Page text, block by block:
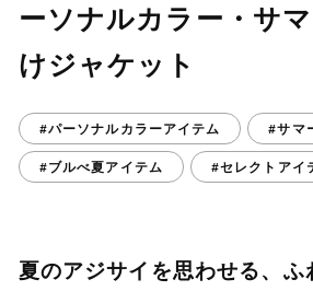
ーソナルカラー・サ
けジャケット
#パーソナルカラーアイテム #サマ
#ブルべ夏アイテム #セレクトアイ
夏のアジサイを思わせる、ふ